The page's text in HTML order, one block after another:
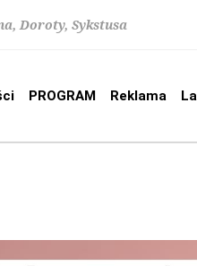
Doroty, Sykstusa
PROGRAM Reklama